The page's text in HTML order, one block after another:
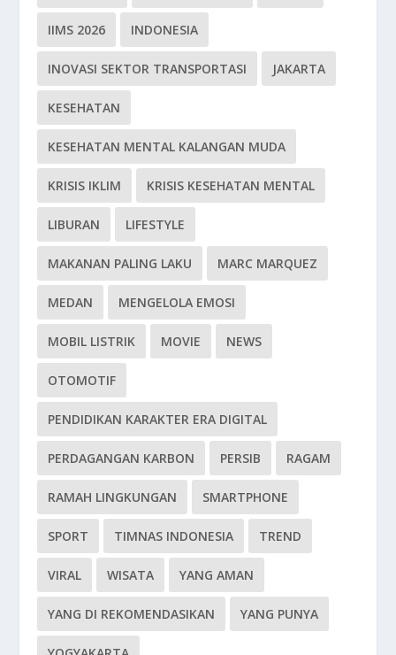
IIMS 2026 INDONESIA
INOVASI SEKTOR TRANSPORTASI JAKARTA
KESEHATAN
KESEHATAN MENTAL KALANGAN MUDA
KRISIS IKLIM KRISIS KESEHATAN MENTAL
LIBURAN LIFESTYLE
MAKANAN PALING LAKU MARC MARQUEZ
MEDAN MENGELOLA EMOSI
MOBIL LISTRIK MOVIE NEWS
OTOMOTIF
PENDIDIKAN KARAKTER ERA DIGITAL
PERDAGANGAN KARBON PERSIB RAGAM
RAMAH LINGKUNGAN SMARTPHONE
SPORT TIMNAS INDONESIA TREND
VIRAL WISATA YANG AMAN
YANG DI REKOMENDASIKAN YANG PUNYA